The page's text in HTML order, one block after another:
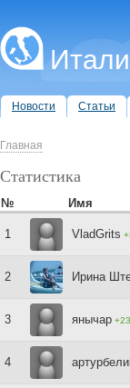
Новости Статьи
Главная
Статистика
№ Имя
1 VladGrits
2 Ирина
3 янычар
4